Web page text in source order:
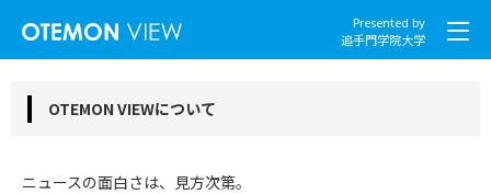
Presented by
追手門学院大学
社会とくらし
OTEMON VIEWについて
ニュースの面白さは、見方次第。